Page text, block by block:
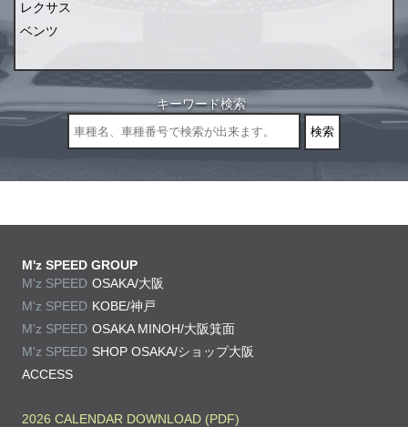
レクサス
ベンツ
キーワード検索
M'z SPEED GROUP
M'z SPEED OSAKA/大阪
M'z SPEED KOBE/神戸
M'z SPEED OSAKA MINOH/大阪箕面
M'z SPEED SHOP OSAKA/ショップ大阪
ACCESS
2026 CALENDAR DOWNLOAD (PDF)